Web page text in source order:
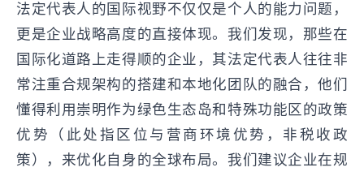
法定代表人的国际视野不仅仅是个人的能力问题，
更是企业战略高度的直接体现。我们发现，那些在
国际化道路上走得顺的企业，其法定代表人往往非
常注重合规架构的搭建和本地化团队的融合，他们
懂得利用崇明作为绿色生态岛和特殊功能区的政策
优势（此处指区位与营商环境优势，非税收政
策），来优化自身的全球布局。我们建议企业在规